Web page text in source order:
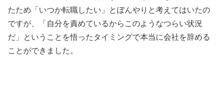
たため「いつか転職したい」とぼんやりと考えてはいたの
ですが、「自分を責めているからこのようなつらい状況
だ」ということを悟ったタイミングで本当に会社を辞める
ことができました。